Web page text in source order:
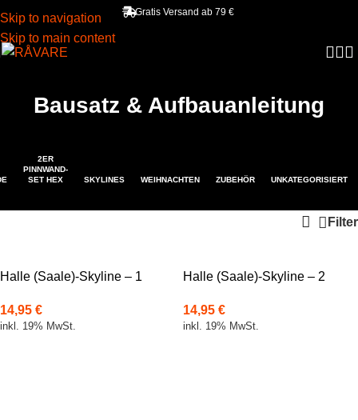
Skip to navigation
Skip to main content
Gratis Versand ab 79 €
Bausatz & Aufbauanleitung
2ER
PINNWAND-
SET HEX
SKYLINES WEIHNACHTEN ZUBEHÖR UNKATEGORISIERT
Filter
Halle (Saale)-Skyline – 1
14,95 €
inkl. 19% MwSt.
Halle (Saale)-Skyline – 2
14,95 €
inkl. 19% MwSt.